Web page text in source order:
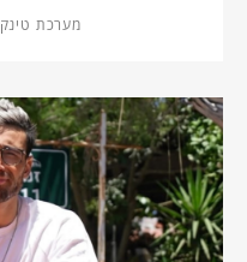
מערכת טינק